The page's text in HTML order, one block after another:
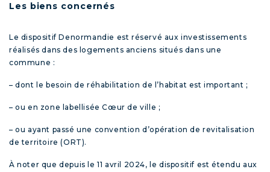
Les biens concernés
Le dispositif Denormandie est réservé aux investissements
réalisés dans des logements anciens situés dans une
commune :
– dont le besoin de réhabilitation de l’habitat est important ;
– ou en zone labellisée Cœur de ville ;
– ou ayant passé une convention d’opération de revitalisation
de territoire (ORT).
À noter que depuis le 11 avril 2024, le dispositif est étendu aux